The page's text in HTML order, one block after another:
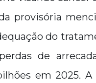
provisória
do
de
em 2025.